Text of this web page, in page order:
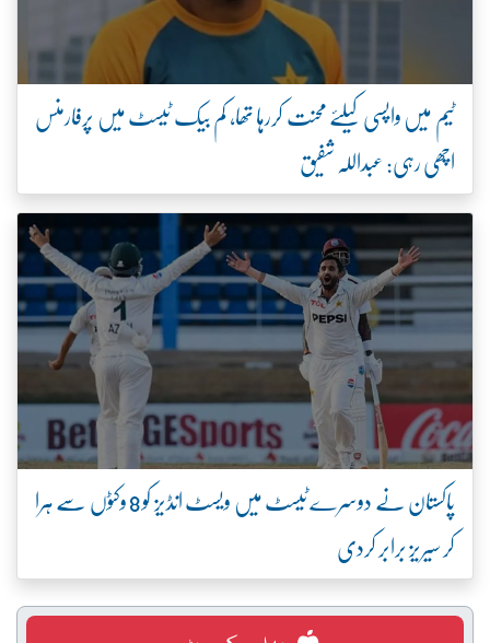
ٹیم میں واپسی کیلئے محنت کررہا تھا، کم بیک ٹیسٹ میں پرفارمنس
اچھی رہی: عبداللہ شفیق
پاکستان نے دوسرے ٹیسٹ میں ویسٹ انڈیز کو 8 وکٹوں سے ہرا
کر سیریز برابر کردی